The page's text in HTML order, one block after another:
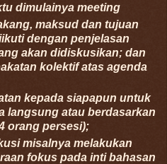
dimulainya meeting
maksud dan tujuan
dengan penjelasan
akan didiskusikan; dan
kolektif atas agenda
kepada siapapun untuk
langsung atau berdasarkan
orang persesi);
misalnya melakukan
fokus pada inti bahasan